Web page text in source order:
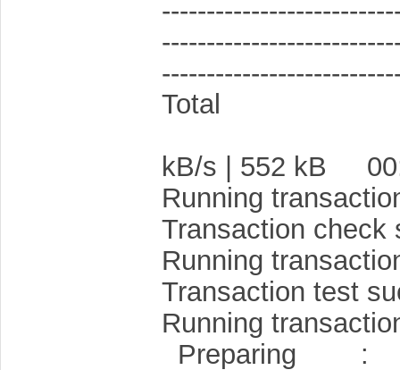
kB/s | 552 kB
Running
Transaction check
Running
Transaction test
Running